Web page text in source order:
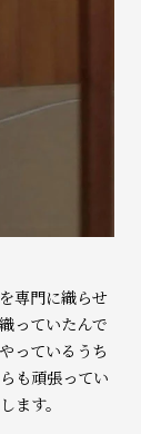
専門に織らせ
っていたんで
っているうち
も頑張ってい
ます。